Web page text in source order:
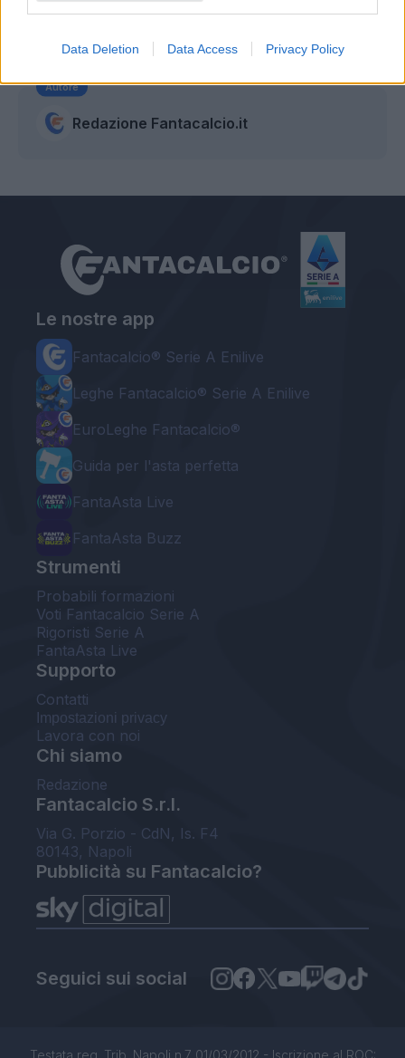
Data Deletion Data Access Privacy Policy
Pavoletti (Genoa), 7 Simone Zaza (West
Autore
Redazione Fantacalcio.it
Le nostre app
Fantacalcio® Serie A Enilive
Leghe Fantacalcio® Serie A Enilive
EuroLeghe Fantacalcio®
Guida per l'asta perfetta
FantaAsta Live
FantaAsta Buzz
Strumenti
Probabili formazioni
Voti Fantacalcio Serie A
Rigoristi Serie A
FantaAsta Live
Supporto
Contatti
Impostazioni privacy
Lavora con noi
Chi siamo
Redazione
Fantacalcio S.r.l.
Via G. Porzio - CdN, Is. F4
80143, Napoli
Pubblicità su Fantacalcio?
Seguici sui social